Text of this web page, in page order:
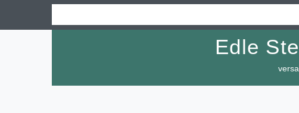
Edle